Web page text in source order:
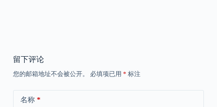
留下评论
您的邮箱地址不会被公开。 必填项已用 * 标注
名称*